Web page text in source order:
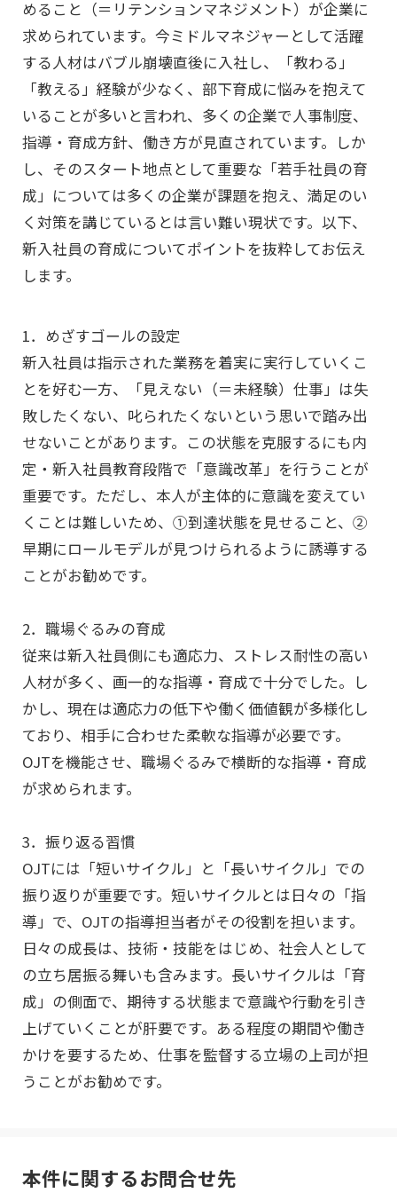
めること（＝リテンションマネジメント）が企業に
求められています。今ミドルマネジャーとして活躍
する人材はバブル崩壊直後に入社し、「教わる」
「教える」経験が少なく、部下育成に悩みを抱えて
いることが多いと言われ、多くの企業で人事制度、
指導・育成方針、働き方が見直されています。しか
し、そのスタート地点として重要な「若手社員の育
成」については多くの企業が課題を抱え、満足のい
く対策を講じているとは言い難い現状です。以下、
新入社員の育成についてポイントを抜粋してお伝え
します。
1．めざすゴールの設定
新入社員は指示された業務を着実に実行していくこ
とを好む一方、「見えない（＝未経験）仕事」は失
敗したくない、叱られたくないという思いで踏み出
せないことがあります。この状態を克服するにも内
定・新入社員教育段階で「意識改革」を行うことが
重要です。ただし、本人が主体的に意識を変えてい
くことは難しいため、①到達状態を見せること、②
早期にロールモデルが見つけられるように誘導する
ことがお勧めです。
2．職場ぐるみの育成
従来は新入社員側にも適応力、ストレス耐性の高い
人材が多く、画一的な指導・育成で十分でした。し
かし、現在は適応力の低下や働く価値観が多様化し
ており、相手に合わせた柔軟な指導が必要です。
OJTを機能させ、職場ぐるみで横断的な指導・育成
が求められます。
3．振り返る習慣
OJTには「短いサイクル」と「長いサイクル」での
振り返りが重要です。短いサイクルとは日々の「指
導」で、OJTの指導担当者がその役割を担います。
日々の成長は、技術・技能をはじめ、社会人として
の立ち居振る舞いも含みます。長いサイクルは「育
成」の側面で、期待する状態まで意識や行動を引き
上げていくことが肝要です。ある程度の期間や働き
かけを要するため、仕事を監督する立場の上司が担
うことがお勧めです。
本件に関するお問合せ先